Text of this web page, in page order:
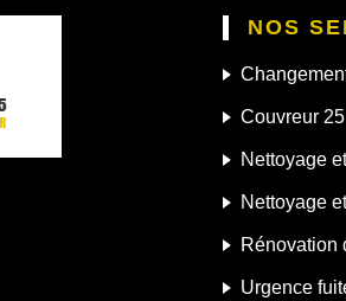
NOS
Couvreur 25
Nettoyage
Nettoyage
Rénovation
Urgence